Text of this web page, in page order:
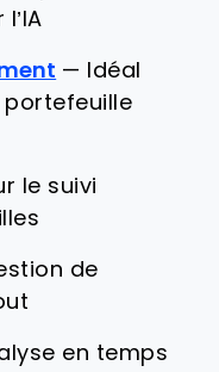
—
Idéal
portefeuille
le suivi
de
en temps